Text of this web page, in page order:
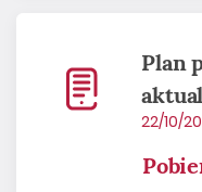
Plan
22/10/